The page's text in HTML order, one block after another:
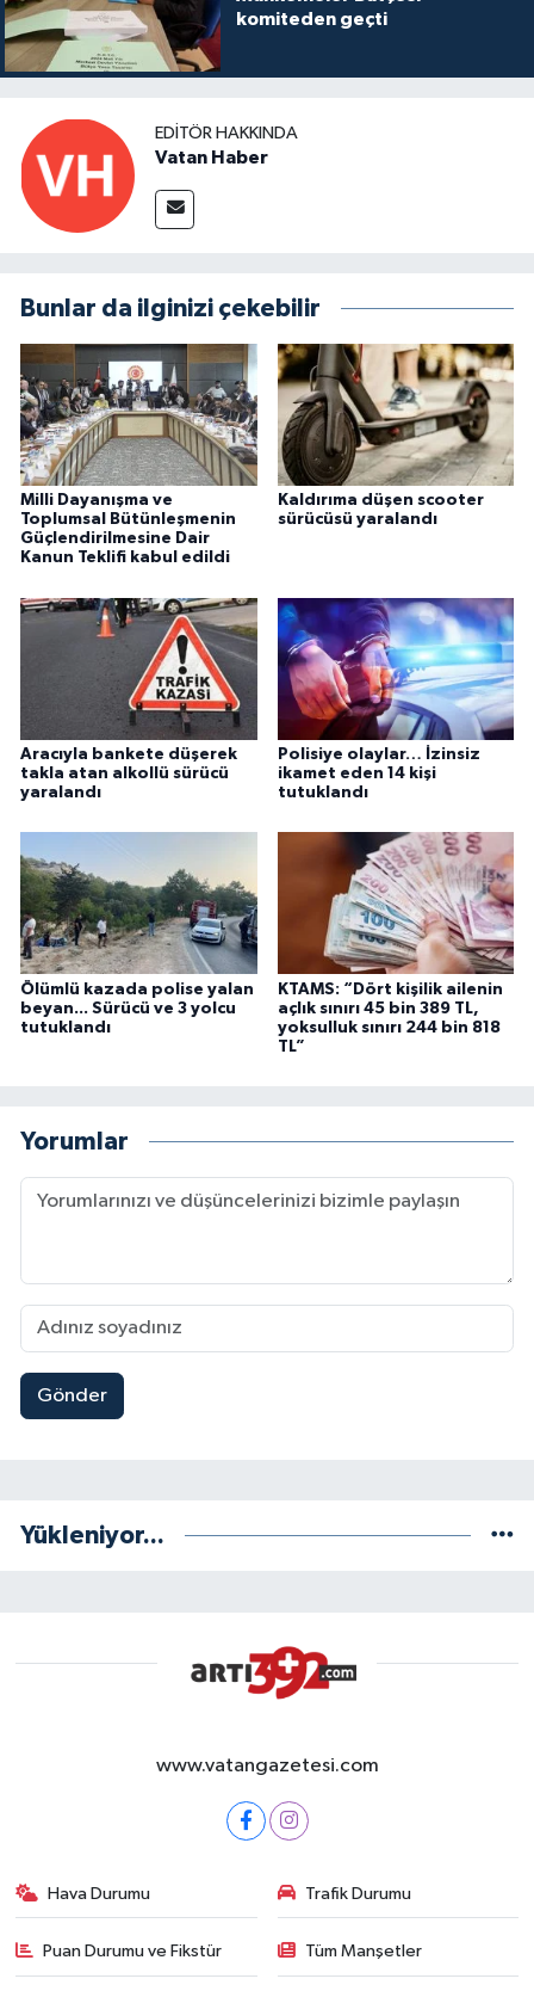
komiteden geçti
EDITÖR HAKKINDA
Vatan Haber
Bunlar da ilginizi çekebilir
Milli Dayanışma ve
Toplumsal Bütünleşmenin
Güçlendirilmesine Dair
Kanun Teklifi kabul edildi
Kaldırıma düşen scooter
sürücüsü yaralandı
Aracıyla bankete düşerek
takla atan alkollü sürücü
yaralandı
Polisiye olaylar… İzinsiz
ikamet eden 14 kişi
tutuklandı
Ölümlü kazada polise yalan
beyan... Sürücü ve 3 yolcu
tutuklandı
KTAMS: “Dört kişilik ailenin
açlık sınırı 45 bin 389 TL,
yoksulluk sınırı 244 bin 818
TL”
Yorumlar
Gönder
Yükleniyor...
www.vatangazetesi.com
Hava Durumu Trafik Durumu
Puan Durumu ve Fikstür Tüm Manşetler